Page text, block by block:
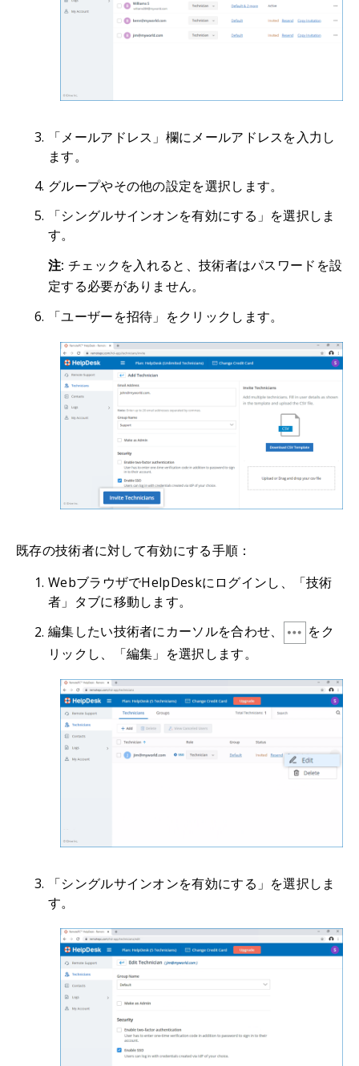
「メールアドレス」欄にメールアドレスを入力し
ます。
グループやその他の設定を選択します。
「シングルサインオンを有効にする」を選択しま
す。
注: チェックを入れると、技術者はパスワードを設
定する必要がありません。
「ユーザーを招待」をクリックします。
既存の技術者に対して有効にする手順：
WebブラウザでHelpDeskにログインし、「技術
者」タブに移動します。
編集したい技術者にカーソルを合わせ、
をク
リックし、「編集」を選択します。
「シングルサインオンを有効にする」を選択しま
す。